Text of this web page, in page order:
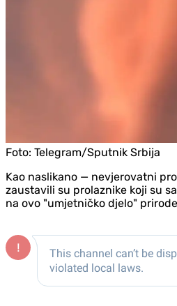
Foto: Telegram/Sputnik Srbija
Kao naslikano — nevjerovatni
zaustavili su prolaznike koji su
na ovo "umjetničko djelo"